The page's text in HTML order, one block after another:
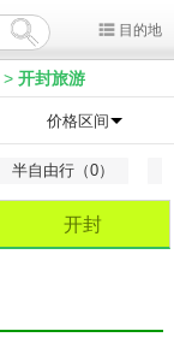
目的地
> 开封旅游
价格区间
半自由行（0）
开封